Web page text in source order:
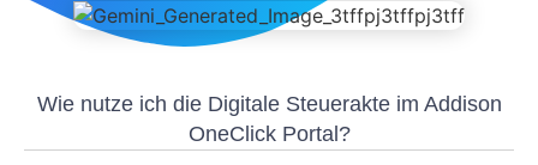
Wie nutze ich die Digitale Steuerakte im Addison
OneClick Portal?